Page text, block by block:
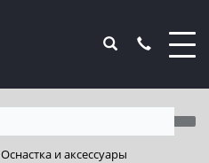
Оснастка и аксессуары